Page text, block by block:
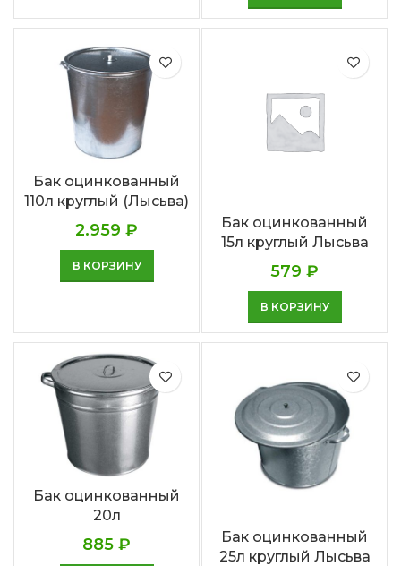
Бак оцинкованный
110л круглый (Лысьва)
2.959 ₽
В КОРЗИНУ
Бак оцинкованный
15л круглый Лысьва
579 ₽
В КОРЗИНУ
Бак оцинкованный
20л
885 ₽
Бак оцинкованный
25л круглый Лысьва